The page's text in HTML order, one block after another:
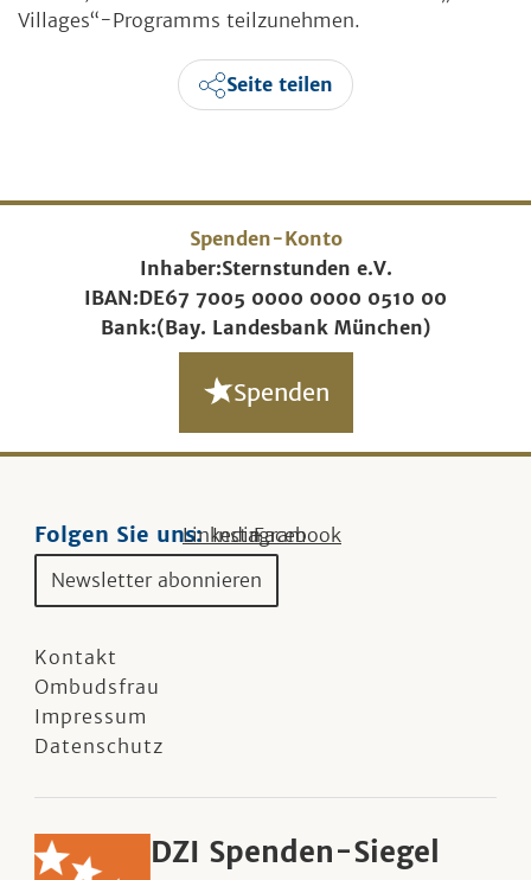
Villages“-Programms teilzunehmen.
Seite teilen
Spenden-Konto
Inhaber:Sternstunden e.V.
IBAN:DE67 7005 0000 0000 0510 00
Bank:(Bay. Landesbank München)
Spenden
Folgen Sie uns:Linkedin
Instagram
Facebook
Newsletter abonnieren
Kontakt
Ombudsfrau
Impressum
Datenschutz
DZI Spenden-Siegel